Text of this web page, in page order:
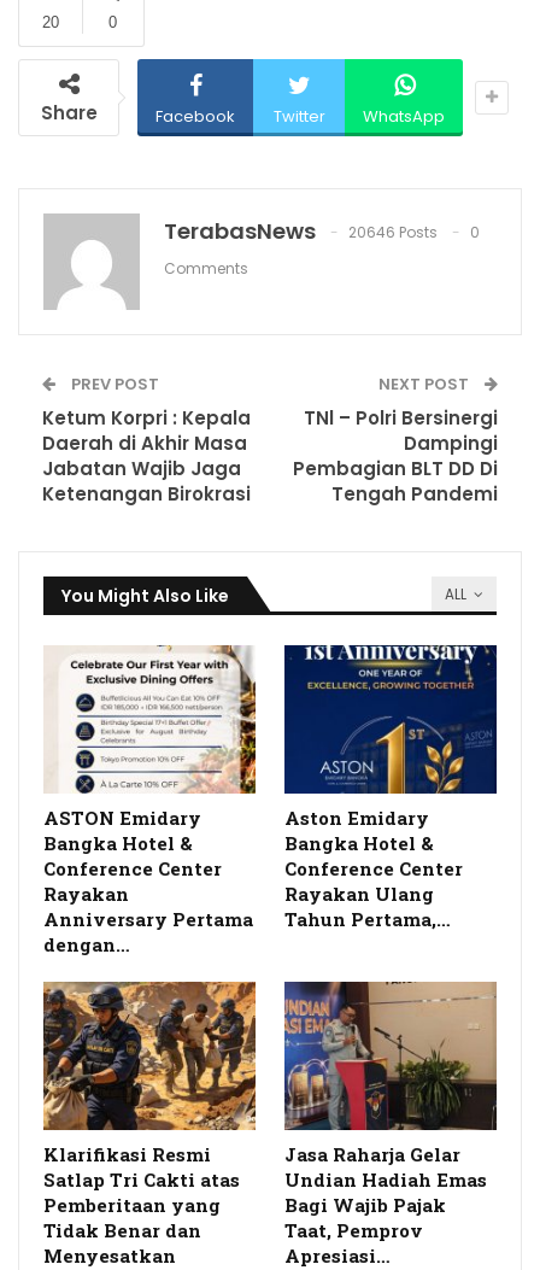
0
20
Share Facebook Twitter WhatsApp
TerabasNews 20646 Posts
0
Comments
PREV POST
Ketum Korpri : Kepala
Daerah di Akhir Masa
Jabatan Wajib Jaga
Ketenangan Birokrasi
NEXT POST
TNl – Polri Bersinergi
Dampingi
Pembagian BLT DD Di
Tengah Pandemi
ALL
You Might Also Like
ASTON Emidary
Bangka Hotel &
Conference Center
Rayakan
Anniversary Pertama
dengan…
Aston Emidary
Bangka Hotel &
Conference Center
Rayakan Ulang
Tahun Pertama,…
Klarifikasi Resmi
Satlap Tri Cakti atas
Pemberitaan yang
Tidak Benar dan
Menyesatkan
Jasa Raharja Gelar
Undian Hadiah Emas
Bagi Wajib Pajak
Taat, Pemprov
Apresiasi…